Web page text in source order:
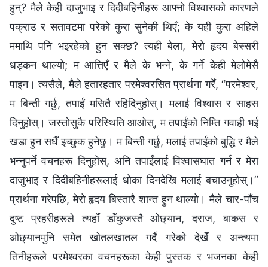
हुन्? मैले केही दाजुभाइ र दिदीबहिनीहरू आफ्नो विश्‍वासको कारणले
पक्राउ र सतावटमा परेको कुरा सुनेकी थिएँ; के यही कुरा अहिले
ममाथि पनि भइरहेको हुन सक्छ? त्यही बेला, मेरो हृदय बेस्सरी
धड्कन थाल्यो; म आत्तिएँ र मैले के भन्‍ने, के गर्ने केही मेलोमेसै
पाइन। त्यसैले, मैले हतारहतार परमेश्‍वरसित प्रार्थना गरेँ, “परमेश्‍वर,
म बिन्ती गर्छु, तपाईं मसितै रहिदिनुहोस्। मलाई विश्‍वास र साहस
दिनुहोस्। जस्तोसुकै परिस्थिति आओस्, म तपाईंको निम्ति गवाही भई
खडा हुन सधैँ इच्छुक हुनेछु। म बिन्ती गर्छु, मलाई तपाईंको बुद्धि र मैले
भन्‍नुपर्ने वचनहरू दिनुहोस्, अनि तपाईंलाई विश्‍वासघात गर्न र मेरा
दाजुभाइ र दिदीबहिनीहरूलाई धोका दिनदेखि मलाई बचाउनुहोस्।”
प्रार्थना गरेपछि, मेरो हृदय बिस्तारै शान्त हुन थाल्यो। मैले चार-पाँच
दुष्ट प्रहरीहरूले त्यहाँ डाँकुजस्तै ओछ्यान, दराज, बाकस र
ओछ्यानमुनि समेत खोतलखातल गर्दै गरेको देखेँ र अन्त्यमा
तिनीहरूले परमेश्‍वरका वचनहरूका केही पुस्तक र भजनका केही